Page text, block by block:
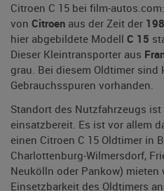
Citroen C 15 bei film-
von Citroen aus der Zeit der
hier abgebildete Modell C 15
Dieser Kleintransporter aus
grau. Bei diesem Oldtimer sind
Gebrauchsspuren vorhanden.
Standort des Nutzfahrzeugs ist
einsatzbereit. Es ist vor allem
einen Citroen C 15 Oldtimer in
Charlottenburg-Wilmersdorf,
Neukölln oder Pankow) mieten
Einsetzbarkeit des Oldtimers